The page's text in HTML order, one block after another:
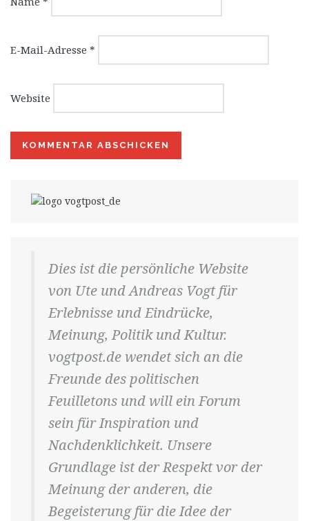
E-Mail-Adresse *
Website
Dies ist die persönliche Website
von Ute und Andreas Vogt für
Erlebnisse und Eindrücke,
Meinung, Politik und Kultur.
vogtpost.de wendet sich an die
Freunde des politischen
Feuilletons und will ein Forum
sein für Inspiration und
Nachdenklichkeit. Unsere
Grundlage ist der Respekt vor der
Meinung der anderen, die
Begeisterung für die Idee der